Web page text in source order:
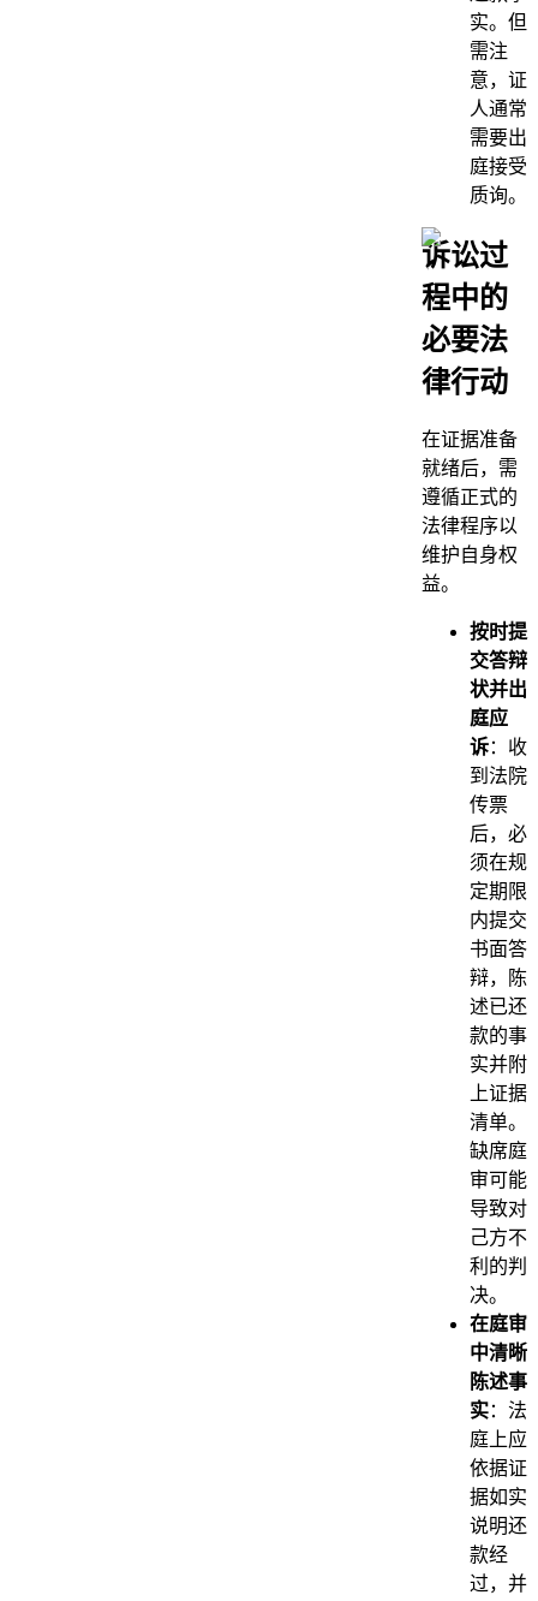
实。但
需注
意，证
人通常
需要出
庭接受
质询。
诉讼过
程中的
必要法
律行动
在证据准备
就绪后，需
遵循正式的
法律程序以
维护自身权
益。
按时提
交答辩
状并出
庭应
诉：收
到法院
传票
后，必
须在规
定期限
内提交
书面答
辩，陈
述已还
款的事
实并附
上证据
清单。
缺席庭
审可能
导致对
己方不
利的判
决。
在庭审
中清晰
陈述事
实：法
庭上应
依据证
据如实
说明还
款经
过，并